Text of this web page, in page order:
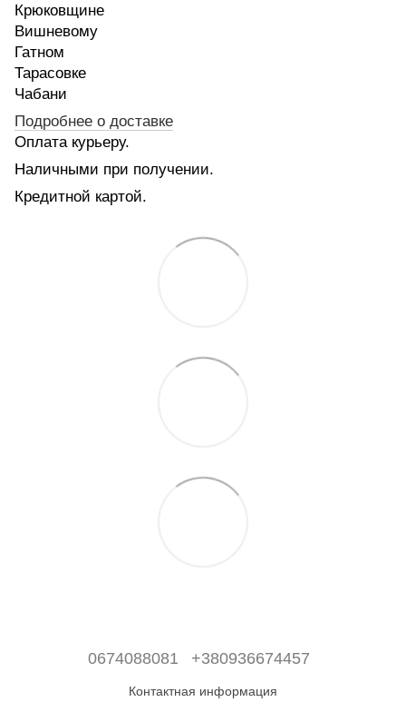
Крюковщине
Вишневому
Гатном
Тарасовке
Чабани
Подробнее о доставке
Оплата курьеру.
Наличными при получении.
Кредитной картой.
0674088081 +380936674457
Контактная информация